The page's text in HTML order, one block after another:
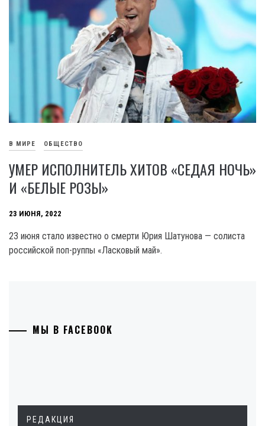
В МИРЕ ОБЩЕСТВО
УМЕР ИСПОЛНИТЕЛЬ ХИТОВ «СЕДАЯ НОЧЬ»
И «БЕЛЫЕ РОЗЫ»
23 ИЮНЯ, 2022
23 июня стало известно о смерти Юрия Шатунова — солиста
российской поп-руппы «Ласковый май».
МЫ В FACEBOOK
РЕДАКЦИЯ